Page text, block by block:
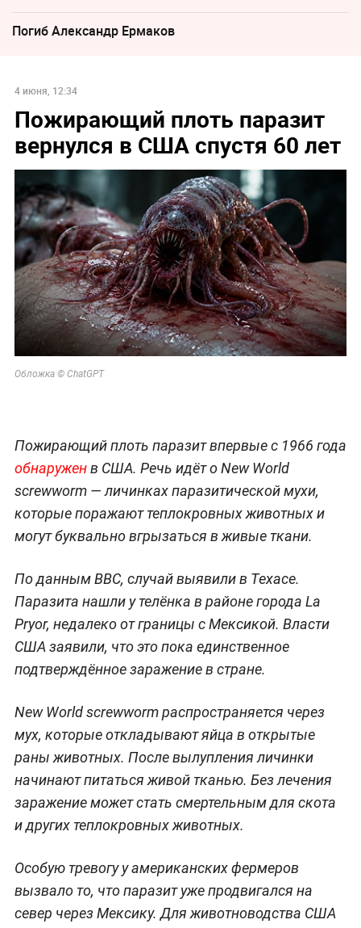
Погиб Александр Ермаков
4 июня, 12:34
Пожирающий плоть паразит
вернулся в США спустя 60 лет
Обложка © СhatGPT
Пожирающий плоть паразит впервые с 1966 года
обнаруженв США. Речь идёт о New World
screwworm — личинках паразитической мухи,
которые поражают теплокровных животных и
могут буквально вгрызаться в живые ткани.
По данным BBC, случай выявили в Техасе.
Паразита нашли у телёнка в районе города La
Pryor, недалеко от границы с Мексикой. Власти
США заявили, что это пока единственное
подтверждённое заражение в стране.
New World screwworm распространяется через
мух, которые откладывают яйца в открытые
раны животных. После вылупления личинки
начинают питаться живой тканью. Без лечения
заражение может стать смертельным для скота
и других теплокровных животных.
Особую тревогу у американских фермеров
вызвало то, что паразит уже продвигался на
север через Мексику. Для животноводства США